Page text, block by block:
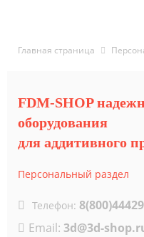
Главная страница
FDM-SHOP
оборудования
для аддитивного
Персональный раздел
Телефон:
Email: 3d@3d-